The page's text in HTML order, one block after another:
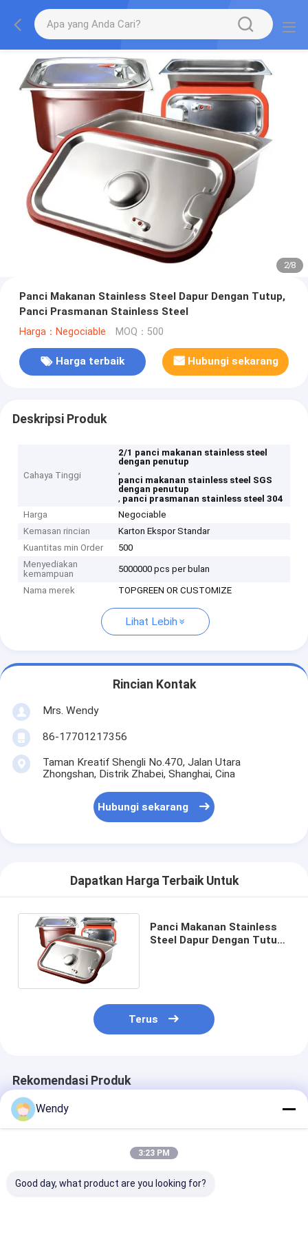
2/8
Panci Makanan Stainless Steel Dapur Dengan Tutup,
Panci Prasmanan Stainless Steel
Harga：Negociable MOQ：500
Harga terbaik Hubungi sekarang
Deskripsi Produk
Cahaya Tinggi
2/1 panci makanan stainless steel
dengan penutup
,
panci makanan stainless steel SGS
dengan penutup
, panci prasmanan stainless steel 304
Harga
Negociable
Kemasan rincian
Karton Ekspor Standar
Kuantitas min Order
500
Menyediakan
kemampuan
5000000 pcs per bulan
Nama merek TOPGREEN OR CUSTOMIZE
Lihat Lebih
Rincian Kontak
Mrs. Wendy
86-17701217356
Taman Kreatif Shengli No.470, Jalan Utara
Zhongshan, Distrik Zhabei, Shanghai, Cina
Hubungi sekarang
Dapatkan Harga Terbaik Untuk
Panci Makanan Stainless
Steel Dapur Dengan Tutup,
Terus
Rekomendasi Produk
Wendy
3:23 PM
Good day, what product are you looking for?